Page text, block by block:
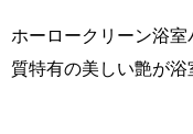
ホーロークリーン浴
質特有の美しい艶が浴